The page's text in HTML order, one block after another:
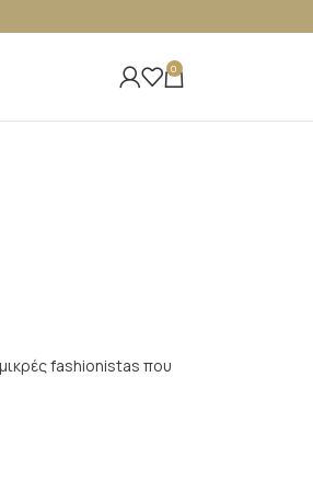
0
fashionistas που